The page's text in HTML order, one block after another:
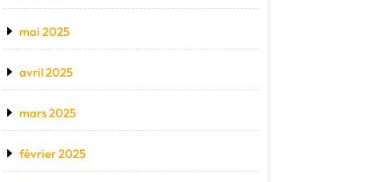
mai 2025
avril 2025
mars 2025
février 2025